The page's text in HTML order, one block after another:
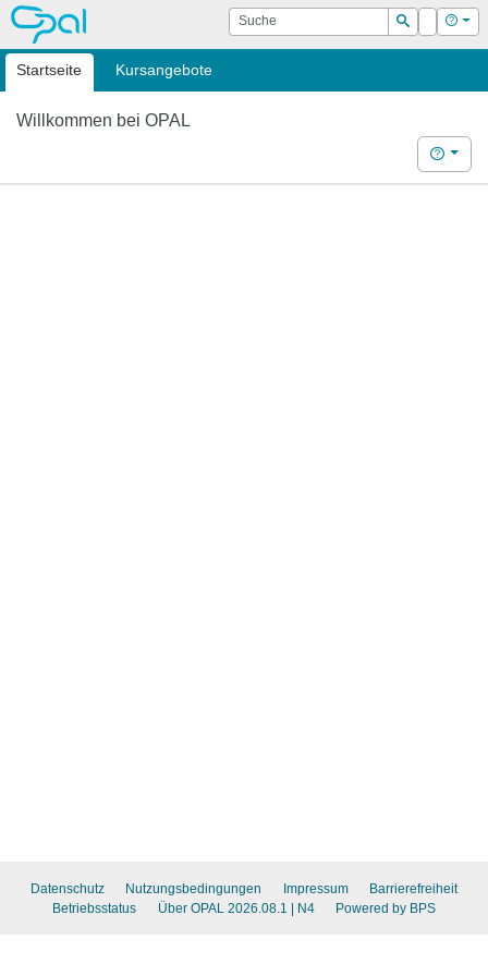
OPAL Suche
Suchen
Login Hilfe
Startseite Kursangebote
Willkommen bei OPAL
Hilfe
Datenschutz Nutzungsbedingungen Impressum
Barrierefreiheit
Betriebsstatus
Über OPAL 2026.08.1 | N4 Powered by BPS